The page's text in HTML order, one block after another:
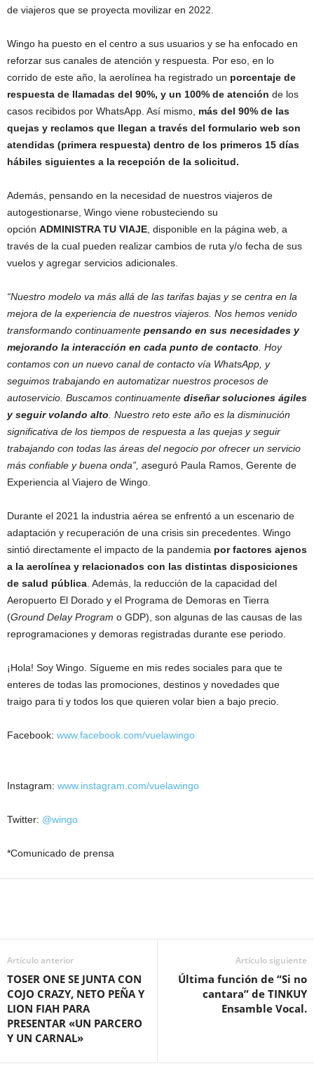
de viajeros que se proyecta movilizar en 2022.
Wingo ha puesto en el centro a sus usuarios y se ha enfocado en
reforzar sus canales de atención y respuesta. Por eso, en lo
corrido de este año, la aerolínea ha registrado un porcentaje de
respuesta de llamadas del 90%, y un 100% de atención de los
casos recibidos por WhatsApp. Así mismo, más del 90% de las
quejas y reclamos que llegan a través del formulario web son
atendidas (primera respuesta) dentro de los primeros 15 días
hábiles siguientes a la recepción de la solicitud.
Además, pensando en la necesidad de nuestros viajeros de
autogestionarse, Wingo viene robusteciendo su
opción ADMINISTRA TU VIAJE , disponible en la página web, a
través de la cual pueden realizar cambios de ruta y/o fecha de sus
vuelos y agregar servicios adicionales.
“Nuestro modelo va más allá de las tarifas bajas y se centra en la
mejora de la experiencia de nuestros viajeros. Nos hemos venido
transformando continuamente pensando en sus necesidades y
mejorando la interacción en cada punto de contacto . Hoy
contamos con un nuevo canal de contacto vía WhatsApp, y
seguimos trabajando en automatizar nuestros procesos de
autoservicio. Buscamos continuamente diseñar soluciones ágiles
y seguir volando alto . Nuestro reto este año es la disminución
significativa de los tiempos de respuesta a las quejas y seguir
trabajando con todas las áreas del negocio por ofrecer un servicio
más confiable y buena onda”, aseguró Paula Ramos, Gerente de
Experiencia al Viajero de Wingo.
Durante el 2021 la industria aérea se enfrentó a un escenario de
adaptación y recuperación de una crisis sin precedentes. Wingo
sintió directamente el impacto de la pandemia por factores ajenos
a la aerolínea y relacionados con las distintas disposiciones
de salud pública . Además, la reducción de la capacidad del
Aeropuerto El Dorado y el Programa de Demoras en Tierra
(Ground Delay Program o GDP), son algunas de las causas de las
reprogramaciones y demoras registradas durante ese periodo.
¡Hola! Soy Wingo. Sígueme en mis redes sociales para que te
enteres de todas las promociones, destinos y novedades que
traigo para ti y todos los que quieren volar bien a bajo precio.
Facebook: www.facebook.com/vuelawingo
Instagram: www.instagram.com/vuelawingo
Twitter: @wingo
*Comunicado de prensa
Artículo anterior
TOSER ONE SE JUNTA CON
COJO CRAZY, NETO PEÑA Y
LION FIAH PARA
PRESENTAR «UN PARCERO
Y UN CARNAL»
Artículo siguiente
Última función de “Si no
cantara” de TINKUY
Ensamble Vocal.